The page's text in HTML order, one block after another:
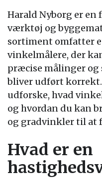
Harald Nyborg er
værktøj og
sortiment omfatter
vinkelmålere, der
præcise målinger
bliver udført
udforske, hvad
og hvordan du kan
og gradvinkler til at
Hvad er en